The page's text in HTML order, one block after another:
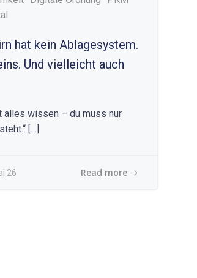
hat kein Ablagesystem.
Und vielleicht auch
alles wissen – du muss nur
[…]
26 Read more